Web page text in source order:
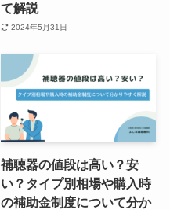
て解説
2024年5月31日
補聴器の値段は高い？安
い？タイプ別相場や購入時
の補助金制度について分か